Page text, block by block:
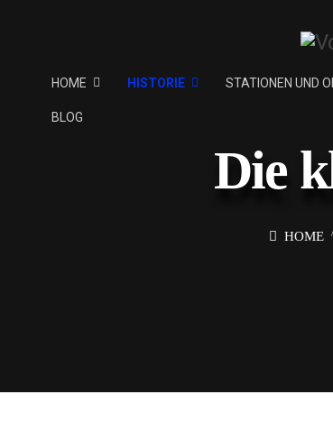
HOME HISTORIE STATIONEN UND
BLOG
Die
HOME